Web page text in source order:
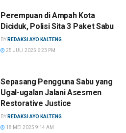
Perempuan di Ampah Kota
Diciduk, Polisi Sita 3 Paket Sabu
BY REDAKSI AYO KALTENG
25 JULI 2025 6:23 PM
Sepasang Pengguna Sabu yang
Ugal-ugalan Jalani Asesmen
Restorative Justice
BY REDAKSI AYO KALTENG
18 MEI 2025 9:14 AM